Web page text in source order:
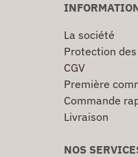
La société
Protection
CGV
Première
Commande
Livraison
NOS